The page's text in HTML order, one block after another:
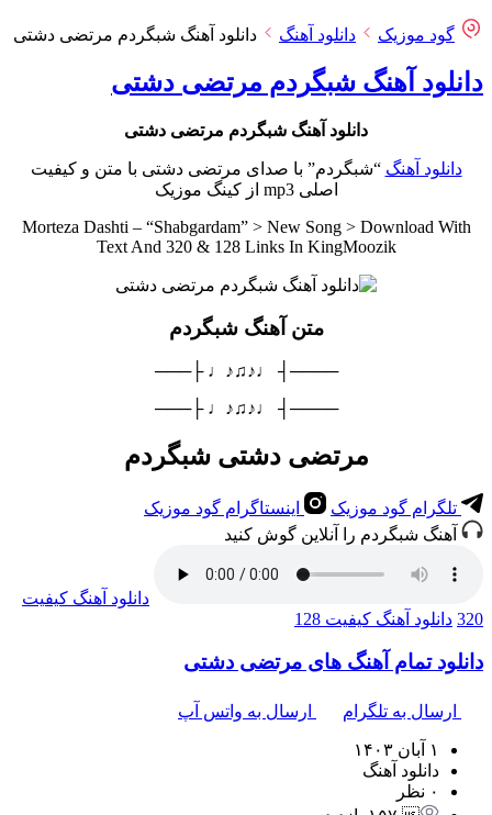
گود موزیک دانلود آهنگ دانلود آهنگ شبگردم مرتضی دشتی
دانلود آهنگ شبگردم مرتضی دشتی
دانلود آهنگ شبگردم مرتضی دشتی
دانلود آهنگ “شبگردم” با صدای مرتضی دشتی با متن و کیفیت
اصلی mp3 از کینگ موزیک
Morteza Dashti – “Shabgardam” > New Song > Download With
Text And 320 & 128 Links In KingMoozik
متن آهنگ شبگردم
────┤ ♩♪♫♪♩ ├───
────┤ ♩♪♫♪♩ ├───
مرتضی دشتی شبگردم
تلگرام گود موزیک
اینستاگرام گود موزیک
آهنگ شبگردم را آنلاین گوش کنید
دانلود آهنگ کیفیت
320 دانلود آهنگ کیفیت 128
دانلود تمام آهنگ های مرتضی دشتی
ارسال به تلگرام ارسال به واتس آپ
۱ آبان ۱۴۰۳
دانلود آهنگ
۰ نظر